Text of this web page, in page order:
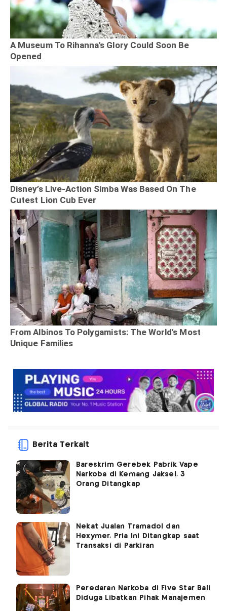
Berita Terkait
Bareskrim Gerebek Pabrik Vape
Narkoba di Kemang Jaksel, 3
Orang Ditangkap
Nekat Jualan Tramadol dan
Hexymer, Pria Ini Ditangkap saat
Transaksi di Parkiran
Peredaran Narkoba di Five Star Bali
Diduga Libatkan Pihak Manajemen